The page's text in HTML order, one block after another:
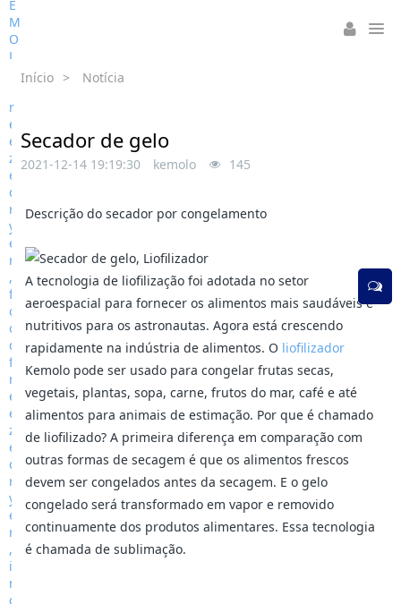
Início > Notícia
Secador de gelo
2021-12-14 19:19:30 kemolo 145
Descrição do secador por congelamento
A tecnologia de liofilização foi adotada no setor
aeroespacial para fornecer os alimentos mais saudáveis e
nutritivos para os astronautas. Agora está crescendo
rapidamente na indústria de alimentos. O liofilizador
Kemolo pode ser usado para congelar frutas secas,
vegetais, plantas, sopa, carne, frutos do mar, café e até
alimentos para animais de estimação. Por que é chamado
de liofilizado? A primeira diferença em comparação com
outras formas de secagem é que os alimentos frescos
devem ser congelados antes da secagem. E o gelo
congelado será transformado em vapor e removido
continuamente dos produtos alimentares. Essa tecnologia
é chamada de sublimação.